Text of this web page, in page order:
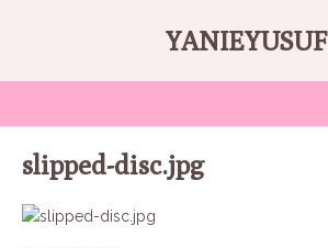
YANIEYUSUF
slipped-disc.jpg